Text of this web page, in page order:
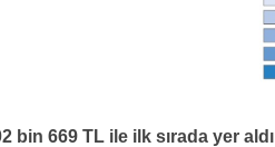
bin 669 TL ile ilk sırada yer aldı